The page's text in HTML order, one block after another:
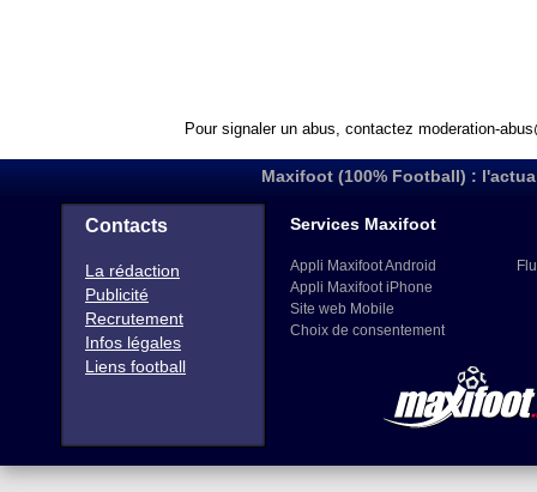
Pour signaler un abus, contactez moderation-
Maxifoot (100% Football) :
Contacts
La rédaction
Publicité
Recrutement
Infos légales
Liens football
Services Maxifoot
Appli Maxifoot Android
Appli Maxifoot iPhone
Site web Mobile
Choix de consentement